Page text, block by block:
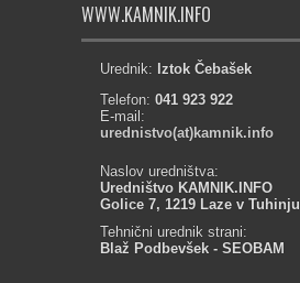
WWW.KAMNIK.INFO
Urednik: Iztok Čebašek
Telefon: 041 923 922
E-mail:
urednistvo(at)kamnik.info
Naslov uredništva:
Uredništvo KAMNIK.INFO
Golice 7, 1219 Laze v Tuhinju
Tehnični urednik strani:
Blaž Podbevšek - SEOBAM